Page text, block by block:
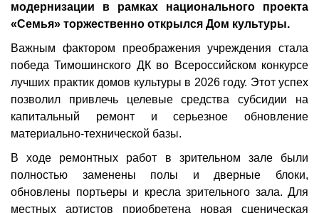
модернизации в рамках национального проекта
«Семья» торжественно открылся Дом культуры.
Важным фактором преображения учреждения стала
победа Тимошинского ДК во Всероссийском конкурсе
лучших практик домов культуры в 2026 году. Этот успех
позволил привлечь целевые средства субсидии на
капитальный ремонт и серьезное обновление
материально-технической базы.
В ходе ремонтных работ в зрительном зале были
полностью заменены полы и дверные блоки,
обновлены портьеры и кресла зрительного зала. Для
местных артистов приобретена новая сценическая